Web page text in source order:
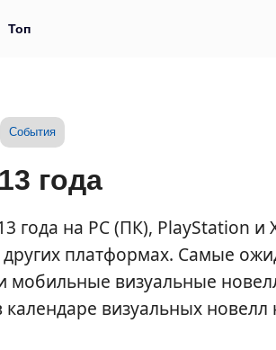
Топ
События
года
года на PC (ПК), PlayStation и
платформах. Самые
визуальные
визуальных новелл